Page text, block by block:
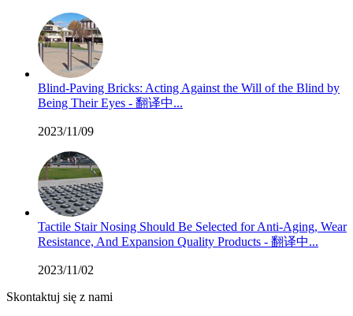
Blind-Paving Bricks: Acting Against the Will of the Blind by
Being Their Eyes - 翻译中...
2023/11/09
Tactile Stair Nosing Should Be Selected for Anti-Aging, Wear
Resistance, And Expansion Quality Products - 翻译中...
2023/11/02
Skontaktuj się z nami